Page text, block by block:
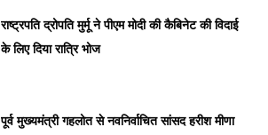
राष्ट्रपति द्रोपति मुर्मू ने पीएम मोदी की कैबिनेट की विदाई
के लिए दिया रात्रि भोज
पूर्व मुख्यमंत्री गहलोत से नवनिर्वाचित सांसद हरीश मीणा